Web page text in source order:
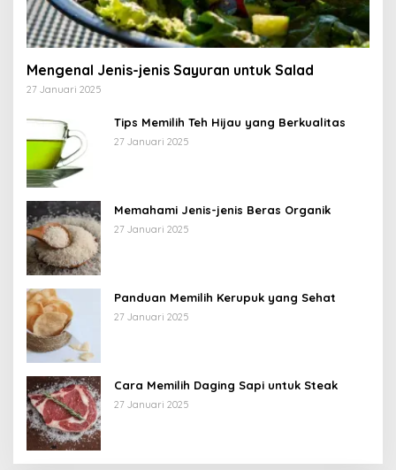
Mengenal Jenis-jenis Sayuran untuk Salad
27 Januari 2025
Tips Memilih Teh Hijau yang Berkualitas
27 Januari 2025
Memahami Jenis-jenis Beras Organik
27 Januari 2025
Panduan Memilih Kerupuk yang Sehat
27 Januari 2025
Cara Memilih Daging Sapi untuk Steak
27 Januari 2025